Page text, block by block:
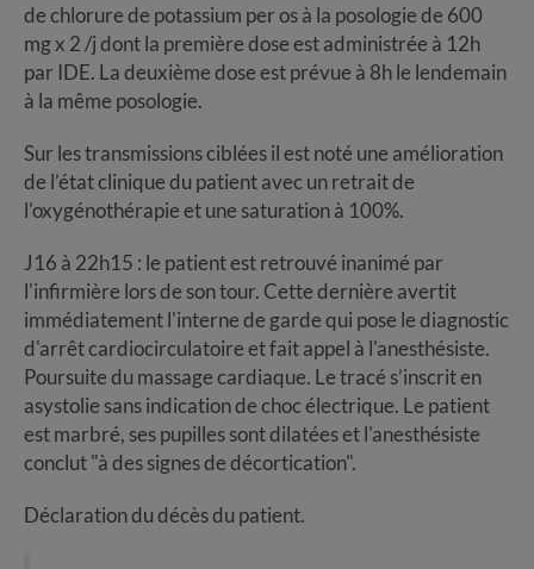
de chlorure de potassium per os à la posologie de 600
mg x 2 /j dont la première dose est administrée à 12h
par IDE. La deuxième dose est prévue à 8h le lendemain
à la même posologie.
Sur les transmissions ciblées il est noté une amélioration
de l’état clinique du patient avec un retrait de
l'oxygénothérapie et une saturation à 100%.
J16 à 22h15 : le patient est retrouvé inanimé par
l'infirmière lors de son tour. Cette dernière avertit
immédiatement l'interne de garde qui pose le diagnostic
d'arrêt cardiocirculatoire et fait appel à l'anesthésiste.
Poursuite du massage cardiaque. Le tracé s’inscrit en
asystolie sans indication de choc électrique. Le patient
est marbré, ses pupilles sont dilatées et l'anesthésiste
conclut "à des signes de décortication".
Déclaration du décès du patient.